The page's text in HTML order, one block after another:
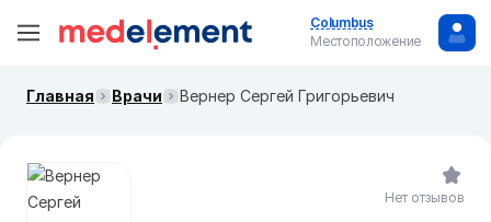
Columbus
Местоположение
Главная Врачи Вернер Сергей Григорьевич
Нет отзывов